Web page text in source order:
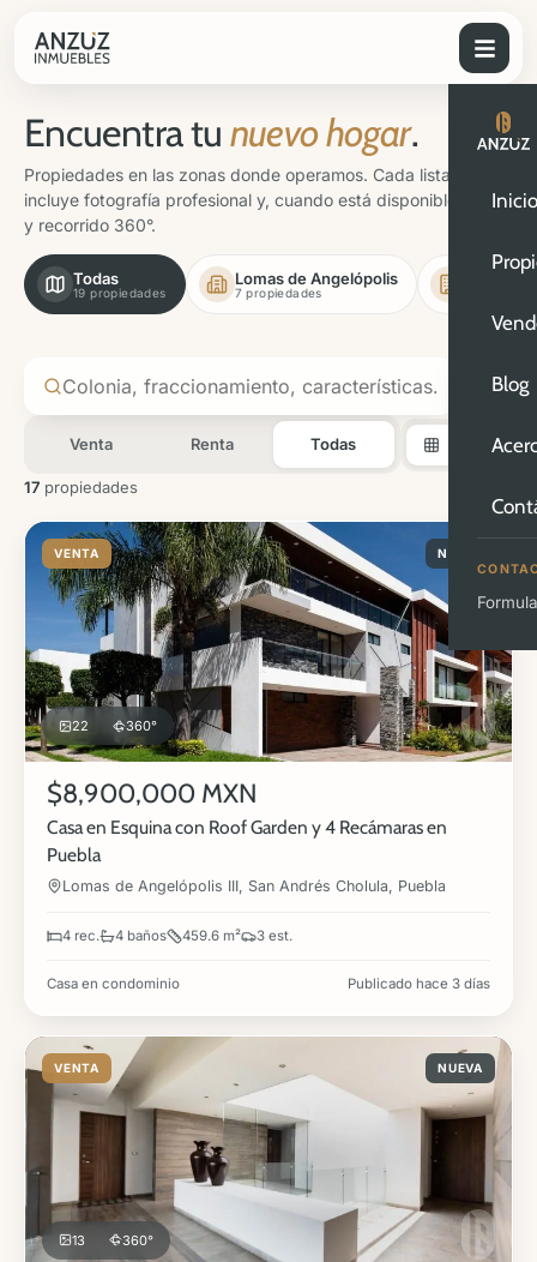
Inicio
Blog
Encuentra tu nuevo hogar.
Propiedades en las zonas donde operamos. Cada listado
incluye fotografía profesional y, cuando está disponible, video
y recorrido 360°.
Todas
19 propiedades
Lomas de Angelópolis
7 propiedades
Rincón
Venta Renta Todas
17 propiedades
VENTA NUEVA
22 360°
$8,900,000 MXN
Casa en Esquina con Roof Garden y 4 Recámaras en
Puebla
Lomas de Angelópolis III, San Andrés Cholula, Puebla
4 rec. 4 baños 459.6 m² 3 est.
Casa en condominio Publicado hace 3 días
VENTA NUEVA
13 360°